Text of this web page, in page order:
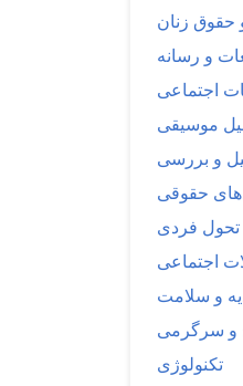
حقوق زنان
و رسانه
اجتماعی
موسیقی
و بررسی
حقوقی
تحول فردی
اجتماعی
و سلامت
و سرگرمی
تکنولوژی